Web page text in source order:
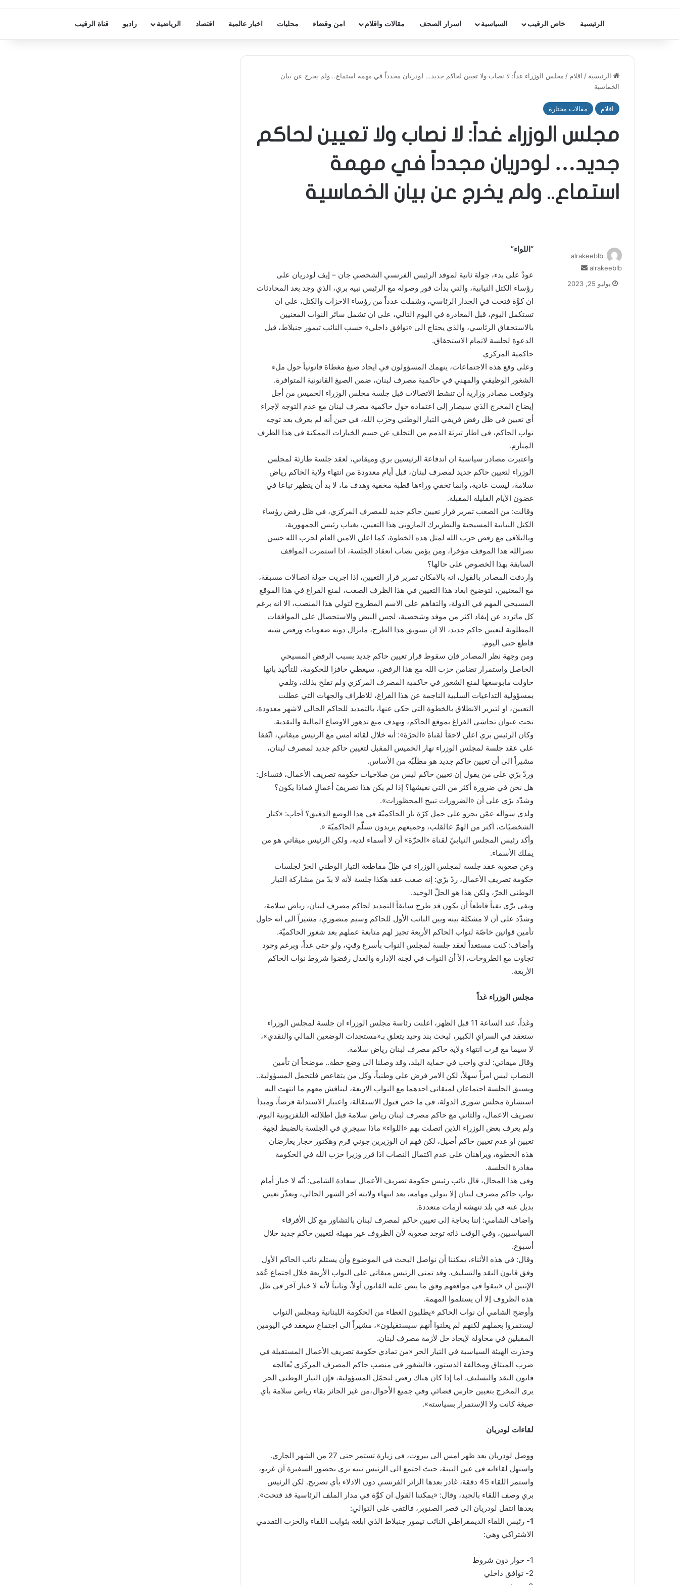
الرئيسية خاص الرقيب السياسية اسرار الصحف مقالات واقلام امن وقضاء محليات اخبار عالمية اقتصاد الرياضية راديو قناة الرقيب
الرئيسية / اقلام / مجلس الوزراء غداً: لا نصاب ولا تعيين لحاكم جديد… لودريان مجدداً في مهمة استماع.. ولم يخرج عن بيان
الخماسية
اقلام مقالات مختارة
مجلس الوزراء غداً: لا نصاب ولا تعيين لحاكم
جديد… لودريان مجدداً في مهمة
استماع.. ولم يخرج عن بيان الخماسية
“اللواء”
عودٌ على بدء، جولة ثانية لموفد الرئيس الفرنسي الشخصي جان – إيف لودريان على
رؤساء الكتل النيابية، والتي بدأت فور وصوله مع الرئيس نبيه بري، الذي وجد بعد المحادثات
ان كوَّة فتحت في الجدار الرئاسي، وشملت عدداً من رؤساء الاحزاب والكتل، على ان
تستكمل اليوم، قبل المغادرة في اليوم التالي، على ان تشمل سائر النواب المعنيين
بالاستحقاق الرئاسي، والذي يحتاج الى «توافق داخلي» حسب النائب تيمور جنبلاط، قبل
الدعوة لجلسة لاتمام الاستحقاق.
حاكمية المركزي
وعلى وقع هذه الاجتماعات، ينهمك المسؤولون في ايجاد صيغ مغطاة قانونياً حول ملء
الشغور الوظيفي والمهني في حاكمية مصرف لبنان، ضمن الصيغ القانونية المتوافرة.
وتوقعت مصادر وزارية أن تنشط الاتصالات قبل جلسة مجلس الوزراء الخميس من أجل
إيضاح المخرج الذي سيصار إلى اعتماده حول حاكمية مصرف لبنان مع عدم التوجه لإجراء
أي تعيين في ظل رفض فريقي التيار الوطني وحزب الله، في حين أنه لم يعرف بعد توجه
نواب الحاكم، في اطار تبرئة الذمم من التخلف عن حسم الخيارات الممكنة في هذا الظرف
المتأزم.
‎واعتبرت مصادر سياسية ان اندفاعة الرئيسين بري وميقاتي، لعقد جلسة طارئة لمجلس
الوزراء لتعيين حاكم جديد لمصرف لبنان، قبل أيام معدودة من انتهاء ولاية الحاكم رياض
سلامة، ليست عادية، وانما تخفي وراءها قطبة مخفية وهدف ما، لا بد أن يتظهر تباعا في
غضون الأيام القليلة المقبلة.
‎وقالت: من الصعب تمرير قرار تعيين حاكم جديد للمصرف المركزي، في ظل رفض رؤساء
الكتل النيابية المسيحية والبطريرك الماروني هذا التعيين، بغياب رئيس الجمهورية،
وبالتلاقي مع رفض حزب الله لمثل هذه الخطوة، كما اعلن الامين العام لحزب الله حسن
نصرالله هذا الموقف مؤخرا، ومن يؤمن نصاب انعقاد الجلسة، اذا استمرت المواقف
السابقة بهذا الخصوص على حالها؟
‎واردفت المصادر بالقول، انه بالامكان تمرير قرار التعيين، إذا اجريت جولة اتصالات مسبقة،
مع المعنيين، لتوضيح ابعاد هذا التعيين في هذا الظرف الصعب، لمنع الفراغ في هذا الموقع
المسيحي المهم في الدولة، والتفاهم على الاسم المطروح لتولي هذا المنصب، الا انه برغم
كل ماتردد عن إيفاد اكثر من موفد وشخصية، لجس النبض والاستحصال على الموافقات
المطلوبة لتعيين حاكم جديد، الا ان تسويق هذا الطرح، مايزال دونه صعوبات ورفض شبه
قاطع حتى اليوم.
‎ومن وجهة نظر المصادر فإن سقوط قرار تعيين حاكم جديد بسبب الرفض المسيحي
الحاصل واستمرار تضامن حزب الله مع هذا الرفض، سيعطي حافزا للحكومة، للتأكيد بانها
حاولت مابوسعها لمنع الشغور في حاكمية المصرف المركزي ولم تفلح بذلك، وتلقي
بمسؤولية التداعيات السلبية الناجمة عن هذا الفراغ، للاطراف والجهات التي عطلت
التعيين، او لتبرير الانطلاق بالخطوة التي حكي عنها، بالتمديد للحاكم الحالي لاشهر معدودة،
تحت عنوان تحاشي الفراغ بموقع الحاكم، وبهدف منع تدهور الاوضاع المالية والنقدية.
وكان الرئيس بري اعلن لاحقاً لقناة «الحرّة»: أنه خلال لقائه امس مع الرئيس ميقاتي، اتّفقا
على عقد جلسة لمجلس الوزراء نهار الخميس المقبل لتعيين حاكم جديد لمصرف لبنان،
مشيراً الى أن تعيين حاكم جديد هو مطلَبُه من الأساس.
وردّ برّي على من يقول إن تعيين حاكم ليس من صلاحيات حكومة تصريف الأعمال، فتساءل:
هل نحن في ضرورة أكثر من التي نعيشها؟ إذا لم يكن هذا تصريفَ أعمالٍ فماذا يكون؟
وشدّد برّي على أن «الضرورات تبيح المحظورات».
ولدى سؤاله عمّن يجرؤ على حمل كرّة نار الحاكميّة في هذا الوضع الدقيق؟ أجاب: «كتار
الشخصيّات، أكتر من الهمّ عالقلب، وجميعهم يريدون تسلّم الحاكميّة «.
وأكد رئيس المجلس النيابيّ لقناة «الحرّة» أن لا أسماء لديه، ولكن الرئيس ميقاتي هو من
يملك الأسماء.
وعن صعوبة عقد جلسة لمجلس الوزراء في ظلّ مقاطعة التيار الوطني الحرّ لجلسات
حكومة تصريف الأعمال، ردّ برّي: إنه صعب عقد هكذا جلسة لأنه لا بدّ من مشاركة التيار
الوطني الحرّ، ولكن هذا هو الحلّ الوحيد.
ونفى برّي نفياً قاطعاً أن يكون قد طرح سابقاً التمديد لحاكم مصرف لبنان، رياض سلامة،
وشدّد على أن لا مشكلة بينه وبين النائب الأول للحاكم وسيم منصوري، مشيراً الى أنه حاول
تأمين قوانين خاصّة لنواب الحاكم الأربعة تجيز لهم متابعة عملهم بعد شغور الحاكميّة.
وأضاف: كنت مستعداً لعقد جلسة لمجلس النواب بأسرع وقتٍ، ولو حتى غداً، وبرغم وجود
تجاوب مع الطروحات، إلاّ أن النواب في لجنة الإدارة والعدل رفضوا شروط نواب الحاكم
الأربعة.
مجلس الوزراء غداً
وغداً، عند الساعة 11 قبل الظهر، اعلنت رئاسة مجلس الوزراء ان جلسة لمجلس الوزراء
ستعقد في السراي الكبير، لبحث بند وحيد يتعلق بـ«مستجدات الوضعين المالي والنقدي»،
لا سيما مع قرب انتهاء ولاية حاكم مصرف لبنان رياض سلامة.
وقال ميقاتي: لدي واجب في حماية البلد، وقد وصلنا الى وضع خطة.. موضحاً ان تأمين
النصاب ليس امراً سهلاً، لكن الامر فرض علي وطنياً، وكل من يتقاعص فلتحمل المسؤولية..
ويسبق الجلسة اجتماعان لميقاتي احدهما مع النواب الاربعة، ليناقش معهم ما انتهت اليه
استشارة مجلس شورى الدولة، في ما خص قبول الاستقالة، واعتبار الاستدانة قرضاً، ومبدأ
تصريف الاعمال، والثاني مع حاكم مصرف لبنان رياض سلامة قبل اطلالته التلفزيونية اليوم.
ولم يعرف بعض الوزراء الذين اتصلت بهم «اللواء» ماذا سيجري في الجلسة بالضبط لجهة
تعيين او عدم تعيين حاكم أصيل، لكن فهم ان الوزيرين جوني قرم وهكتور حجار يعارضان
هذه الخطوة، ويراهنان على عدم اكتمال النصاب اذا قرر وزيرا حزب الله في الحكومة
مغادرة الجلسة.
وفي هذا المجال، قال نائب رئيس حكومة تصريف الأعمال سعادة الشامي: أنّه لا خيار أمام
نواب حاكم مصرف لبنان إلا بتولي مهامه، بعد انتهاء ولايته آخر الشهر الحالي، وتعذّر تعيين
بديل عنه في بلد تنهشه أزمات متعددة.
واضاف الشامي: إننا بحاجة إلى تعيين حاكم لمصرف لبنان بالتشاور مع كل الأفرقاء
السياسيين، وفي الوقت ذاته توجد صعوبة لأن الظروف غير مهيئة لتعيين حاكم جديد خلال
أسبوع.
وقال: في هذه الأثناء، يمكننا أن نواصل البحث في الموضوع وأن يستلم نائب الحاكم الأول
وفق قانون النقد والتسليف. وقد تمنى الرئيس ميقاتي على النواب الأربعة خلال اجتماع عُقد
الإثنين أن «يبقوا في مواقعهم وفق ما ينص عليه القانون أولاً، وثانياً لأنه لا خيار آخر في ظل
هذه الظروف إلا أن يستلموا المهمة.
وأوضح الشامي أن نواب الحاكم «يطلبون الغطاء من الحكومة اللبنانية ومجلس النواب
ليستمروا بعملهم لكنهم لم يعلنوا أنهم سيستقيلون»، مشيراً الى اجتماع سيعقد في اليومين
المقبلين في محاولة لإيجاد حل لأزمة مصرف لبنان.
وحذرت الهيئة السياسية في التيار الحر «من تمادي حكومة تصريف الأعمال المستقيلة في
ضرب الميثاق ومخالفة الدستور، فالشغور في منصب حاكم المصرف المركزي يُعالجه
قانون النقد والتسليف. أما إذا كان هناك رفض لتحمّل المسؤولية، فإن التيار الوطني الحر
يرى المخرج بتعيين حارس قضائي وفي جميع الأحوال،من غير الجائز بقاء رياض سلامة بأي
صيغة كانت ولا الإستمرار بسياسته».
لقاءات لودريان
ووصل لودريان بعد ظهر امس الى بيروت، في زيارة تستمر حتى 27 من الشهر الجاري.
واستهل لقاءاته في عين التينة، حيث اجتمع الى الرئيس نبيه بري بحضور السفيرة آن غريو،
واستمر اللقاء 45 دققة، غادر بعدها الزائر الفرنسي دون الادلاء بأي تصريح. لكن الرئيس
بري وصف اللقاء بالجيد، وقال: «يمكننا القول ان كوَّة في مدار الملف الرئاسية قد فتحت».
بعدها انتقل لودريان الى قصر الصنوبر، فالتقى على التوالي:
1- رئيس اللقاء الديمقراطي النائب تيمور جنبلاط الذي ابلغه بثوابت اللقاء والحزب التقدمي
الاشتراكي وهي:
1- حوار دون شروط
2- توافق داخلي
alrakeeblb
alrakeeblb
يوليو 25, 2023